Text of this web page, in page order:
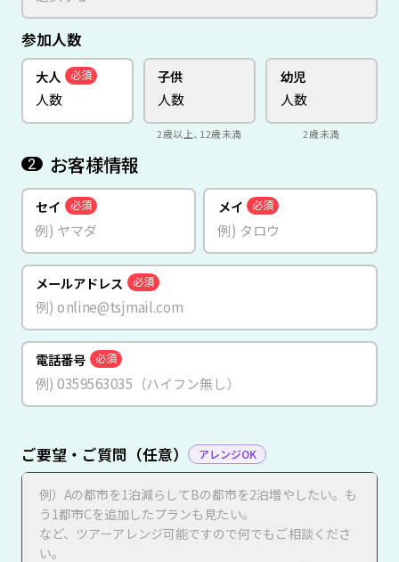
参加人数
大人 必須 子供
2歳以上、12歳未満
幼児
2歳未満
2 お客様情報
セイ 必須 メイ 必須
メールアドレス 必須
電話番号 必須
ご要望・ご質問（任意） アレンジOK